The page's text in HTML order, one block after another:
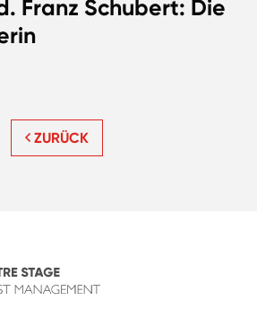
Franz Schubert: Die
ZURÜCK